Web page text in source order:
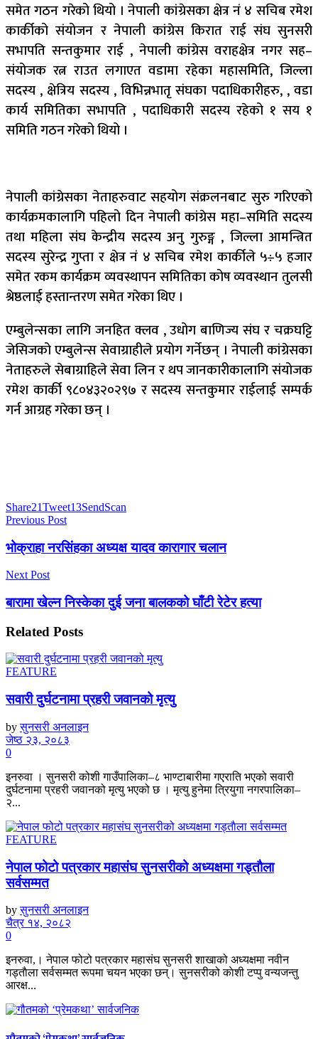
समेत गठन गरेको थियो । नेपाली कांग्रेसका क्षेत्र नं ४ सचिब रमेश
कार्कीको संयोजन र नेपाली कांग्रेस किरात राई संघ सुनसरी
सभापति सन्तकुमार राई , नेपाली कांग्रेस वराहक्षेत्र नगर सह–
संयोजक रत्न राउत लगाएत वडामा रहेका महासमिति, जिल्ला
सदस्य , क्षेत्रिय सदस्य , विभिन्नभातृ संघका पदाधिकारीहरु, , वडा
कार्य समितिका सभापति , पदाधिकारी सदस्य रहेको १ सय १
समिति गठन गरेको थियो ।
नेपाली कांग्रेसका नेताहरुवाट सहयोग संक्रलनबाट सुरु गरिएको
कार्यक्रमकालागि पहिलो दिन नेपाली कांग्रेस महा–समिति सदस्य
तथा महिला संघ केन्द्रीय सदस्य अनु गुरुङ्ग , जिल्ला आमन्त्रित
सदस्य सुरेन्द्र गुप्ता र क्षेत्र नं ४ सचिब रमेश कार्कीले ५÷५ हजार
समेत रकम कार्यक्रम व्यवस्थापन समितिका कोष व्यवस्थान तुलसी
श्रेष्ठलाई हस्तान्तरण समेत गरेका थिए ।
एम्बुलेन्सका लागि जनहित क्लव , उधोग बाणिज्य संघ र चक्रघट्टि
जेसिजको एम्बुलेन्स सेवाग्राहीले प्रयोग गर्नेछन् । नेपाली कांग्रेसका
नेताहरुले सेबाग्राहिले सेवा लिन र थप जानकारीकालागि संयोजक
रमेश कार्की ९८०४३२०२९७ र सदस्य सन्तकुमार राईलाई सम्पर्क
गर्न आग्रह गरेका छन् ।
Share21Tweet13SendScan
Previous Post
भोक्राहा नरसिंहका अध्यक्ष यादव कारागार चलान
Next Post
बारामा खेल्न निस्केका दुई जना बालकको घाँटी रेटेर हत्या
Related Posts
FEATURE
सवारी दुर्घटनामा प्रहरी जवानको मृत्यु
by सुनसरी अनलाइन
जेष्ठ २३, २०८३
0
इनरुवा । सुनसरी कोशी गाउँपालिका–८ भाण्टाबारीमा गएराति भएको सवारी
दुर्घटनामा प्रहरी जवानको मृत्यु भएको छ । मृत्यु हुनेमा त्रियुगा नगरपालिका–
२...
FEATURE
नेपाल फोटो पत्रकार महासंघ सुनसरीको अध्यक्षमा गड्ताैला
सर्वसम्मत
by सुनसरी अनलाइन
चैत्र १४, २०८२
0
इनरुवा,। नेपाल फोटो पत्रकार महासंघ सुनसरी शाखाको अध्यक्षमा नवीन
गड्ताैला सर्वसम्मत रूपमा चयन भएका छन्। सुनसरीको काेशी टप्पु वन्यजन्तु
आरक्ष...